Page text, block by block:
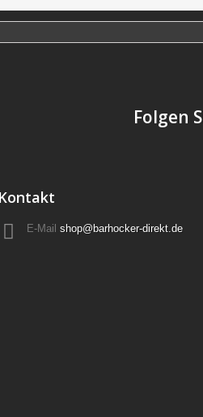
Folgen
Kontakt
E-Mail shop@barhocker-direkt.de